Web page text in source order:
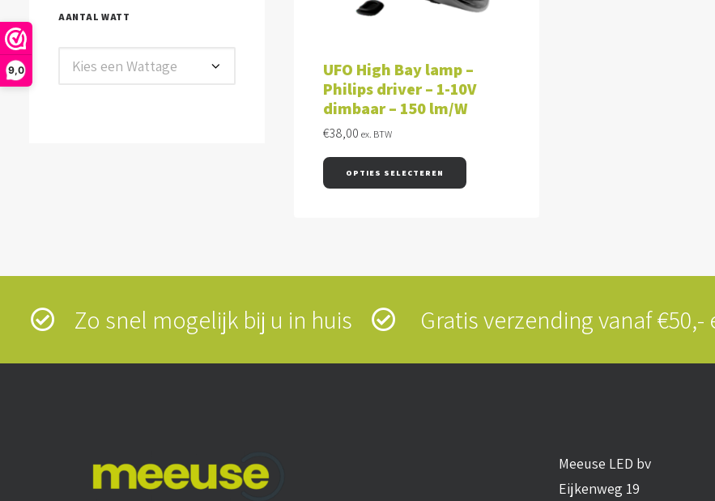
9,0
AANTAL WATT
Kies een Wattage
UFO High Bay lamp –
Philips driver – 1-10V
dimbaar – 150 lm/W
€38,00 ex. BTW
OPTIES SELECTEREN
Zo snel mogelijk bij u in huis Gratis verzending vanaf €50,-
Meeuse LED bv
Eijkenweg 19